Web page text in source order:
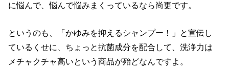
に悩んで、悩んで悩みまくっているなら尚更です。
というのも、「かゆみを抑えるシャンプー！」と宣伝し
ているくせに、ちょっと抗菌成分を配合して、洗浄力は
メチャクチャ高いという商品が殆どなんですよ。